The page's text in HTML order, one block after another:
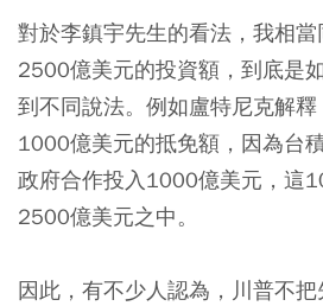
對於李鎮宇先生的看法，我相
2500億美元的投資額，到底是
到不同說法。例如盧特尼克解
1000億美元的抵免額，因為台
政府合作投入1000億美元，這
2500億美元之中。
因此，有不少人認為，川普不